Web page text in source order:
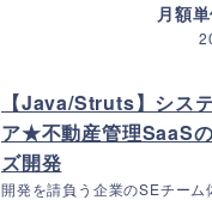
月額
【Java/Struts】シス
ア★不動産管理SaaS
ズ開発
開発を請負う企業のSEチーム